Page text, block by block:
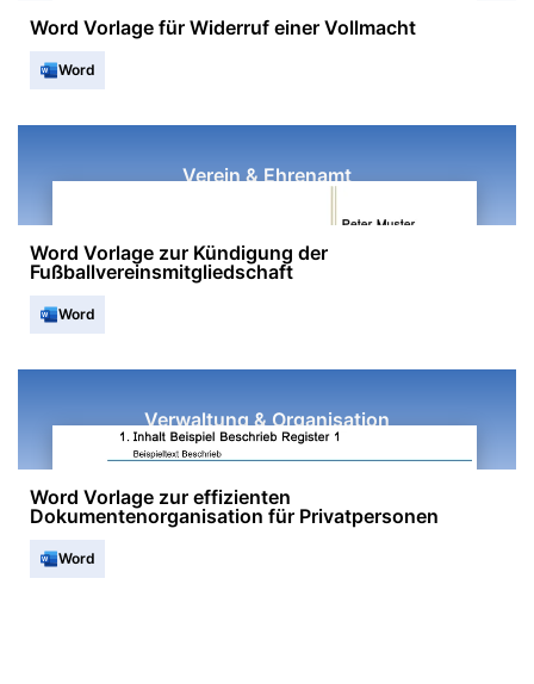
Word Vorlage für Widerruf einer Vollmacht
Word
Verein & Ehrenamt
Word Vorlage zur Kündigung der
Fußballvereinsmitgliedschaft
Word
Verwaltung & Organisation
Word Vorlage zur effizienten
Dokumentenorganisation für Privatpersonen
Word